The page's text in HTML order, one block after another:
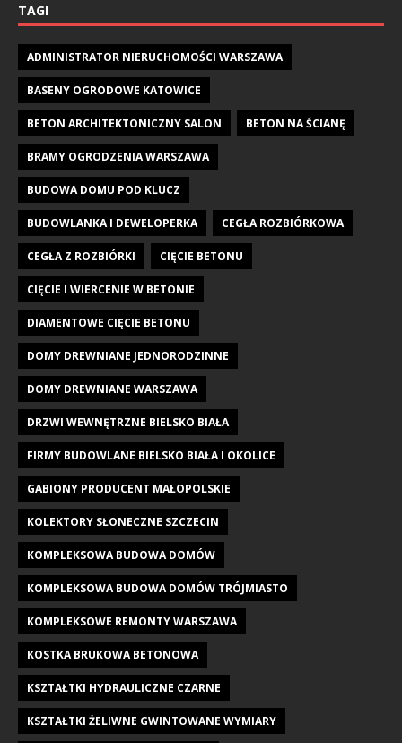
TAGI
ADMINISTRATOR NIERUCHOMOŚCI WARSZAWA
BASENY OGRODOWE KATOWICE
BETON ARCHITEKTONICZNY SALON BETON NA ŚCIANĘ
BRAMY OGRODZENIA WARSZAWA
BUDOWA DOMU POD KLUCZ
BUDOWLANKA I DEWELOPERKA CEGŁA ROZBIÓRKOWA
CEGŁA Z ROZBIÓRKI CIĘCIE BETONU
CIĘCIE I WIERCENIE W BETONIE
DIAMENTOWE CIĘCIE BETONU
DOMY DREWNIANE JEDNORODZINNE
DOMY DREWNIANE WARSZAWA
DRZWI WEWNĘTRZNE BIELSKO BIAŁA
FIRMY BUDOWLANE BIELSKO BIAŁA I OKOLICE
GABIONY PRODUCENT MAŁOPOLSKIE
KOLEKTORY SŁONECZNE SZCZECIN
KOMPLEKSOWA BUDOWA DOMÓW
KOMPLEKSOWA BUDOWA DOMÓW TRÓJMIASTO
KOMPLEKSOWE REMONTY WARSZAWA
KOSTKA BRUKOWA BETONOWA
KSZTAŁTKI HYDRAULICZNE CZARNE
KSZTAŁTKI ŻELIWNE GWINTOWANE WYMIARY